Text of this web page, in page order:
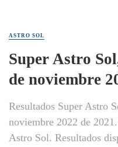
ASTRO SOL
Super Astro
de noviembre
Resultados Super Astro
noviembre 2022 de
Astro Sol. Resultados